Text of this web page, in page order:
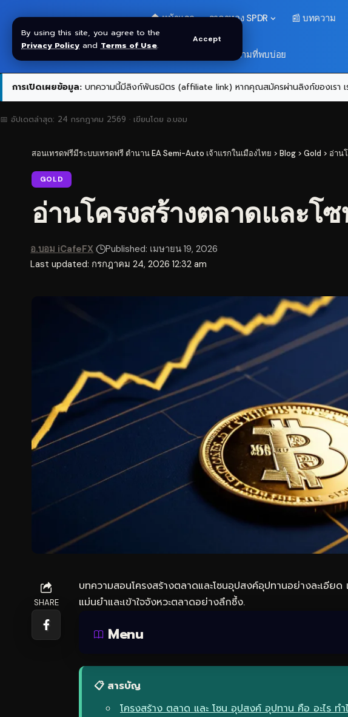
By using this site, you agree to the
Privacy Policy and Terms of Use.
Accept
🏠 หน้าแรก ราคาทอง SPDR 📰 บทความ
❓ คำถามที่พบบ่อย
การเปิดเผยข้อมูล: บทความนี้มีลิงก์พันธมิตร (affiliate link) หากคุณสมัครผ่านลิงก์ของเรา เ
📅 อัปเดตล่าสุด: 24 กรกฎาคม 2569 · เขียนโดย อ.บอม
สอนเทรดฟรีมีระบบเทรดฟรี ตำนาน EA Semi-Auto เจ้าแรกในเมืองไทย > Blog > Gold > อ่าน
GOLD
อ่านโครงสร้างตลาดและโ
Last updated: กรกฎาคม 24, 2026 12:32 am
อ.บอม iCafeFX Published: เมษายน 19, 2026
SHARE
บทความสอนโครงสร้างตลาดและโซนอุปสงค์อุปทานอย่างละเอียด
แม่นยำและเข้าใจจังหวะตลาดอย่างลึกซึ้ง.
Menu
📋 สารบัญ
โครงสร้าง ตลาด และ โซน อุปสงค์ อุปทาน คือ อะไร ท